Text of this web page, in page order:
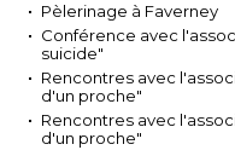
Pèlerinage à Faverney
Conférence avec
suicide"
Rencontres avec
d'un proche"
Rencontres avec
d'un proche"